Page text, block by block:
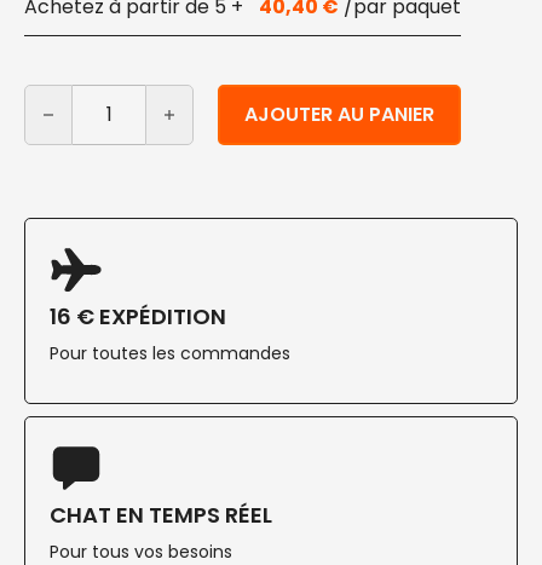
5 + 40,40 €
quantité de Couverts en sachet BIS 250 pcs.
AJOUTER AU PANIER
Alternative:
16 € EXPÉDITION
Pour toutes les commandes
CHAT EN TEMPS RÉEL
Pour tous vos besoins